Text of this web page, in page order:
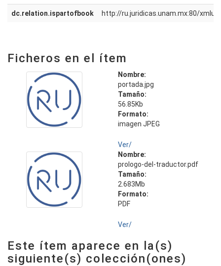
dc.relation.ispartofbook http://ru.juridicas.unam.mx:80/
Ficheros en el ítem
Nombre:
portada.jpg
Tamaño:
56.85Kb
Formato:
imagen JPEG
Ver/
Nombre:
prologo-del-traductor.pdf
Tamaño:
2.683Mb
Formato:
PDF
Ver/
Este ítem aparece en la(s)
siguiente(s) colección(ones)